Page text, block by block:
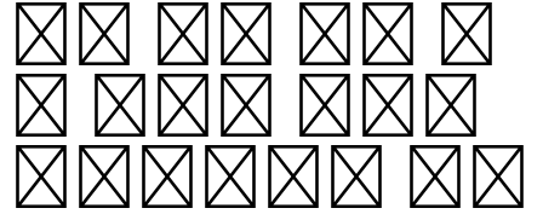
동, 표면 온도 등
이 있다. 헤르츠
스프룽-러셀 도표